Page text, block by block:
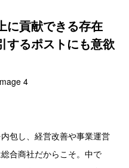
に貢献できる存在
するポストにも意欲
包し、経営改善や事業運営
合商社だからこそ。中で